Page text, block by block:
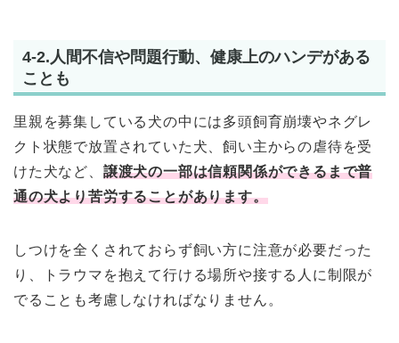
4-2.人間不信や問題行動、健康上のハンデがある
ことも
里親を募集している犬の中には多頭飼育崩壊やネグレ
クト状態で放置されていた犬、飼い主からの虐待を受
けた犬など、 譲渡犬の一部は信頼関係ができるまで普
通の犬より苦労することがあります。
しつけを全くされておらず飼い方に注意が必要だった
り、トラウマを抱えて行ける場所や接する人に制限が
でることも考慮しなければなりません。